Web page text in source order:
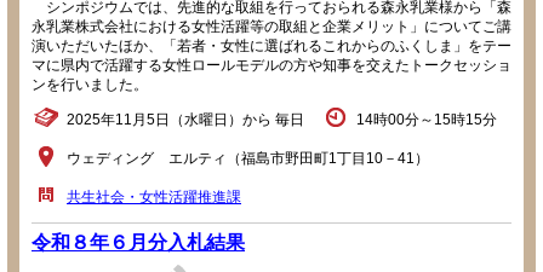
シンポジウムでは、先進的な取組を行っておられる森永乳業様から「森
永乳業株式会社における女性活躍等の取組と企業メリット」についてご講
演いただいたほか、「若者・女性に選ばれるこれからのふくしま」をテー
マに県内で活躍する女性ロールモデルの方や知事を交えたトークセッショ
ンを行いました。
2025年11月5日（水曜日）から 毎日 14時00分～15時15分
ウェディング エルティ（福島市野田町1丁目10－41）
共生社会・女性活躍推進課
令和８年６月分入札結果